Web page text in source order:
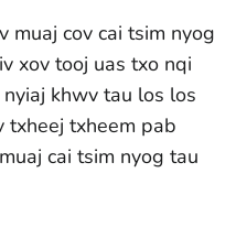
muaj cov cai tsim nyog
xov tooj uas txo nqi
khwv tau los los
txheej txheem pab
cai tsim nyog tau